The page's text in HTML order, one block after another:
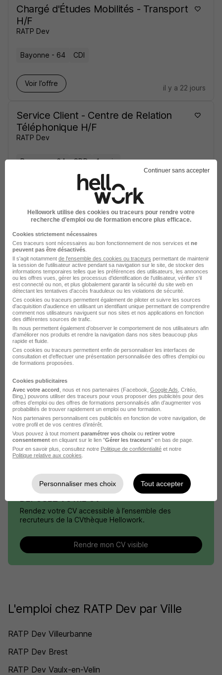
Chargé d'Études Mobilités - Transport
H/F
RATP Dev
Bayonne - 64 CDI
Voir l’offre
il y a 22 jours
Service Client - Centre de Relation
Téléphonique H/F
RATP Dev
Bayonne - 64 CDD 1 mois
Contrôleur de Gestion Bayonne H/F
Bayonne - 64 Temps partiel
Cette offre n’est plus disponible depuis le 25/07/26
Élargissez votre recherche chez
Entreprise RATP Dev
Emploi Bayonne
Entreprise Bayonne
DÉPOSEZ VOTRE CV
Rendez votre CV accessible à l’ensemble des
recruteurs de la CVthèque Hellowork.
Rendre mon CV visible
L'emploi chez RATP Dev par Ville
RATP Dev Villeurbanne
RATP Dev Brest
RATP Dev Vaulx-en-Velin
Continuer sans accepter
Hellowork utilise des cookies ou traceurs pour rendre votre
recherche d’emploi ou de formation encore plus efficace.
Cookies strictement nécessaires
Ces traceurs sont nécessaires au bon fonctionnement de nos services et ne
peuvent pas être désactivés
Il s'agit notamment de l'ensemble des cookies ou traceurs permettant de maintenir
la session de l'utilisateur active pendant sa navigation sur le site, de stocker des
informations temporaires telles que les préférences des utilisateurs, les annonces
ou les offres vues, gérer les processus d'identification de l'utilisateur, vérifier s'il
est connecté ou non, et plus globalement garantir la sécurité du site web en
détectant les tentatives d'accès frauduleux ou les violations de sécurité.
Ces cookies ou traceurs permettent également de piloter et suivre les sources
d'acquisition d'audience en utilisant un identifiant unique permettant de comprendre
comment nos utilisateurs naviguent sur nos sites et nos applications en fonction
des différentes sources de trafic.
Ils nous permettent également d’observer le comportement de nos utilisateurs afin
d'améliorer nos produits et rendre la navigation dans nos sites beaucoup plus
rapide et fluide.
Ces cookies ou traceurs permettent enfin de personnaliser les interfaces de
consultation et d'effectuer une présentation personnalisée des offres d'emploi ou
de formations proposées.
Cookies publicitaires
Avec votre accord , nous et nos partenaires (Facebook, Google Ads , Critéo,
Bing,) pouvons utiliser des traceurs pour vous proposer des publicités pour des
offres d’emploi ou des offres de formations personnalisés afin d’augmenter vos
probabilités de trouver rapidement un emploi ou une formation.
Nos partenaires personnalisent ces publicités en fonction de votre navigation, de
votre profil et de vos centres d’intérêt.
Vous pouvez à tout moment paramétrer vos choix ou retirer votre
consentement en cliquant sur le lien "Gérer les traceurs" en bas de page.
Pour en savoir plus, consultez notre Politique de confidentialité et notre
Politique relative aux cookies
Personnaliser mes choix Tout accepter